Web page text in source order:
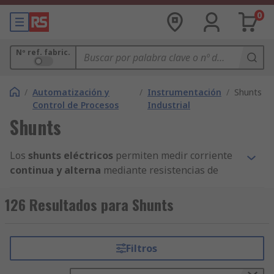
0
Nº ref. fabric.
/ Automatización y
Control de Procesos
/ Instrumentación
Industrial
/ Shunts
Shunts
Los shunts eléctricos permiten medir corriente
continua y alterna mediante resistencias de
ampliamente utilizados ensistemas de energía
renovable,cargadores de baterías
Para ofrecer la mejor calidad a nuestros clientes,
126 Resultados para Shunts
Filtros